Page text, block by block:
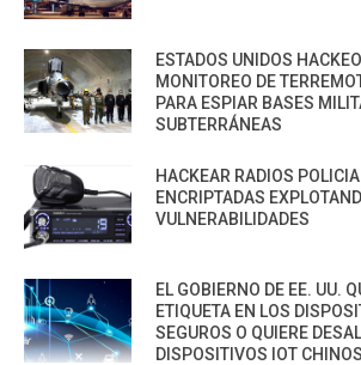
ESTADOS UNIDOS
MONITOREO DE
PARA ESPIAR BASES
SUBTERRÁNEAS
HACKEAR RADIOS
ENCRIPTADAS
VULNERABILIDADES
EL GOBIERNO DE EE. UU.
ETIQUETA EN LOS
SEGUROS O QUIERE
DISPOSITIVOS IOT CHINOS